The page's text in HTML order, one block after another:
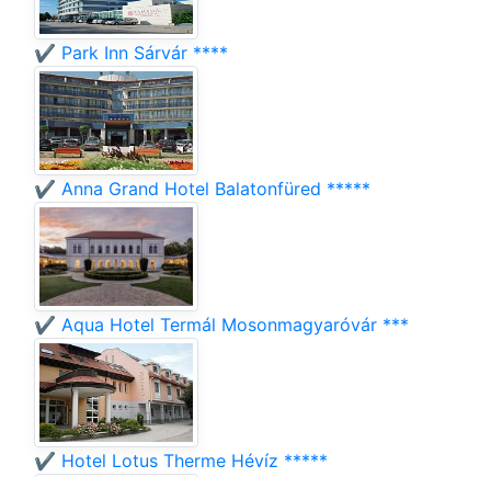
✔️ Park Inn Sárvár ****
✔️ Anna Grand Hotel Balatonfüred *****
✔️ Aqua Hotel Termál Mosonmagyaróvár ***
✔️ Hotel Lotus Therme Hévíz *****